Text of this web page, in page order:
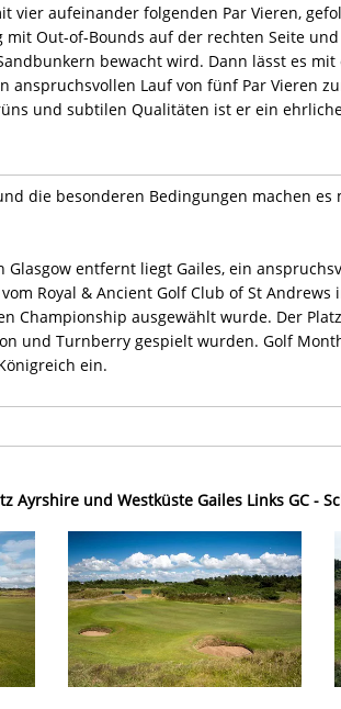
vier aufeinander folgenden Par Vieren,
mit Out-of-Bounds auf der rechten Seite
bewacht wird. Dann lässt es
anspruchsvollen Lauf von fünf Par Vieren
und subtilen Qualitäten ist er ein
die besonderen Bedingungen machen es
Glasgow entfernt liegt Gailes, ein
Royal & Ancient Golf Club of St
Championship ausgewählt wurde. Der
und Turnberry gespielt wurden. Golf
ein.
Ayrshire und Westküste Gailes Links GC -